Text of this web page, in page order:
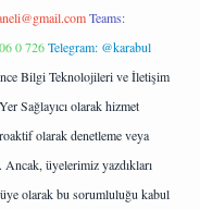
Teams:
0 726Telegram: @karabul
Bilgi Teknolojileri ve İletişim
Sağlayıcı olarak hizmet
olarak denetleme veya
üyelerimiz yazdıkları
olarak bu sorumluluğu kabul